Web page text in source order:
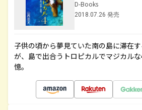
D-Books
2018.07.26 発売
子供の頃から夢見ていた南の島に滞在
が、島で出合うトロピカルでマジカル
憶。